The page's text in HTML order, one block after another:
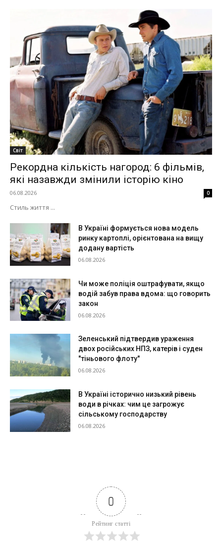
Світ
Рекордна кількість нагород: 6 фільмів,
які назавжди змінили історію кіно
06.08.2026 0
Стиль життя ...
В Україні формується нова модель
ринку картоплі, орієнтована на вищу
додану вартість
06.08.2026
Чи може поліція оштрафувати, якщо
водій забув права вдома: що говорить
закон
06.08.2026
Зеленський підтвердив ураження
двох російських НПЗ, катерів і суден
"тіньового флоту"
06.08.2026
В Україні історично низький рівень
води в річках: чим це загрожує
сільському господарству
06.08.2026
0
Рейтинг статті